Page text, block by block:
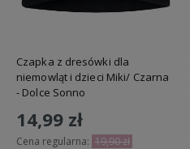
Czapka z dresówki dla
niemowląt i dzieci Miki/ Czarna
- Dolce Sonno
14,99 zł
Cena regularna: 19,90 zł